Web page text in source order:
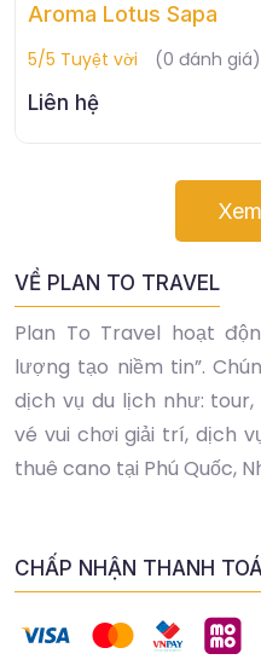
Aroma Lotus Sapa
5/5 Tuyệt vời
(0 đánh giá)
Liên hệ
VỀ PLAN TO TRAVEL
Plan To Travel hoạt
lượng tạo niềm tin”.
dịch vụ du lịch như:
vé vui chơi giải trí, dịch
thuê cano tại Phú Quốc,
CHẤP NHẬN THANH